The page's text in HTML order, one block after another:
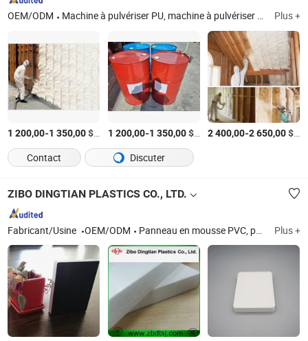
OEM/ODM Machine à pulvériser PU, machine à pulvériser polyurée, matériau de revêtement polyurée, matériau en mousse de polyuréthane, machine à mousse de polyuréthane, kit d'isolation en mousse de polyuréthane, réacteur de mousse polyurée PU Plus +
1 200,00-1 350,00$US /Jeu
1 200,00-1 350,00$US /Jeu
2 400,00-2 650,00$US
Contact
Discuter
ZIBO DINGTIAN PLASTICS CO., LTD.
Fabricant/Usine OEM/ODM Panneau en mousse PVC, panneau en mousse Celuka PVC, panneau en co-extrusion PVC, feuille en mousse PVC, panneau en mousse libre PVC Plus +